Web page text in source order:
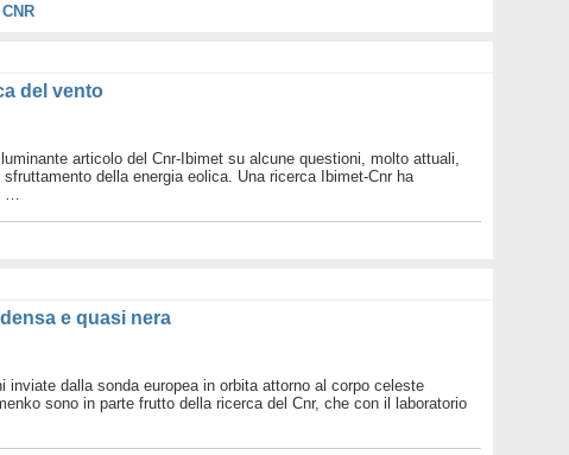
CNR
del vento
articolo del Cnr-Ibimet su alcune questioni, molto attuali,
della energia eolica. Una ricerca Ibimet-Cnr ha
…
e quasi nera
inviate dalla sonda europea in orbita attorno al corpo celeste
sono in parte frutto della ricerca del Cnr, che con il laboratorio